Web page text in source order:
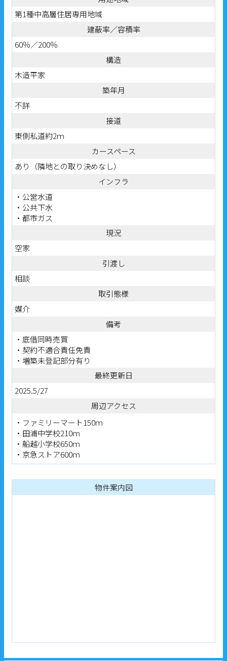
第1種中高層住居専用地域
建蔽率／容積率
60％／200％
構造
木造平家
築年月
不詳
接道
東側私道約2ｍ
カースペース
あり（隣地との取り決めなし）
インフラ
・公営水道
・公共下水
・都市ガス
現況
空家
引渡し
相談
取引態様
媒介
備考
・底借同時売買
・契約不適合責任免責
・増築未登記部分有り
最終更新日
2025.5/27
周辺アクセス
・ファミリーマート150ｍ
・田浦中学校210ｍ
・船越小学校650ｍ
・京急ストア600ｍ
物件案内図